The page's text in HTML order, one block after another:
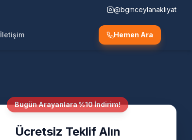
@bgmceylanakliyat
İletişim Hemen Ara
Bugün Arayanlara %10 İndirim!
Ücretsiz Teklif Alın